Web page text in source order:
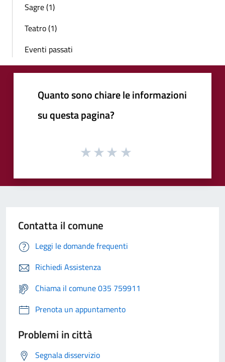
Sagre (1)
Teatro (1)
Eventi passati
Quanto sono chiare le informazioni
su questa pagina?
Contatta il comune
Leggi le domande frequenti
Richiedi Assistenza
Chiama il comune 035 759911
Prenota un appuntamento
Problemi in città
Segnala disservizio